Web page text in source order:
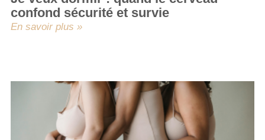
confond sécurité et survie
En savoir plus »